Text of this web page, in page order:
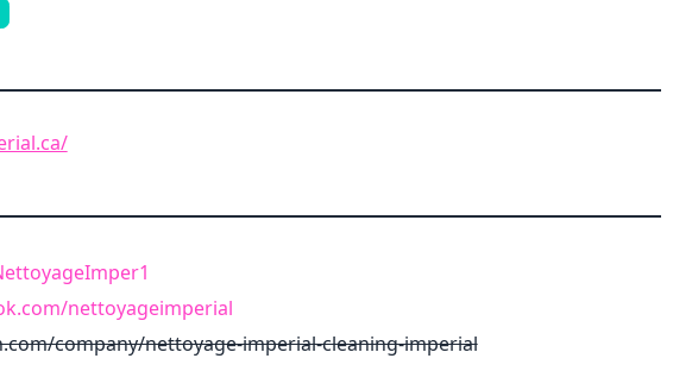
nettoyageimperial
company/nettoyage-imperial-cleaning-imperial